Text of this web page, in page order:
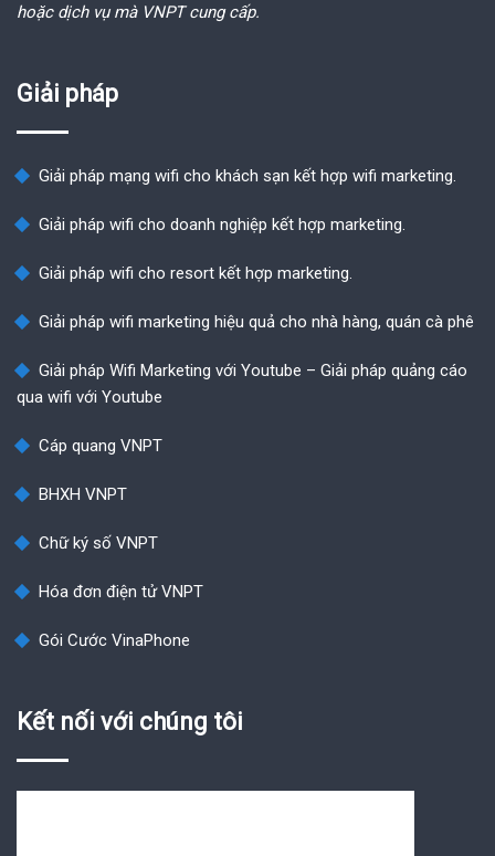
hoặc dịch vụ mà VNPT cung cấp.
Giải pháp
Giải pháp mạng wifi cho khách sạn kết hợp wifi marketing.
Giải pháp wifi cho doanh nghiệp kết hợp marketing.
Giải pháp wifi cho resort kết hợp marketing.
Giải pháp wifi marketing hiệu quả cho nhà hàng, quán cà phê
Giải pháp Wifi Marketing với Youtube – Giải pháp quảng cáo
qua wifi với Youtube
Cáp quang VNPT
BHXH VNPT
Chữ ký số VNPT
Hóa đơn điện tử VNPT
Gói Cước VinaPhone
Kết nối với chúng tôi